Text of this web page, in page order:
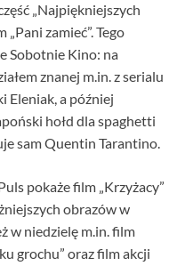
„Najpiękniejszych
„Pani zamieć”. Tego
Sobotnie Kino: na
znanej m.in. z serialu
Eleniak, a później
hołd dla spaghetti
sam Quentin Tarantino.
pokaże film „Krzyżacy”
obrazów w
w niedzielę m.in. film
grochu” oraz film akcji